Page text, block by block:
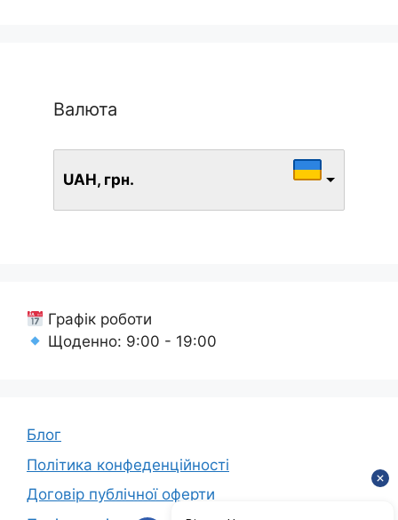
Валюта
UAH, грн.
Графік роботи
Щоденно: 9:00 - 19:00
Блог
Політика конфеденційності
Договір публічної оферти